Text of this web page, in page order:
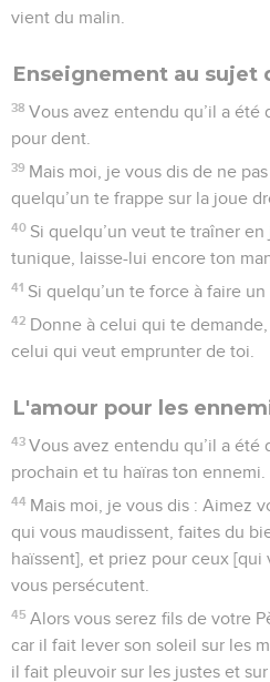
vient du malin.
Enseignement au sujet
38 Vous avez entendu qu’il a
pour dent.
39 Mais moi, je vous dis de ne
quelqu’un te frappe sur la joue
40 Si quelqu’un veut te traîner
tunique, laisse-lui encore ton
41 Si quelqu’un te force à faire
42 Donne à celui qui te
celui qui veut emprunter de toi.
L'amour pour les
43 Vous avez entendu qu’il a été
prochain et tu haïras ton ennemi.
44 Mais moi, je vous dis : Aimez
qui vous maudissent, faites du
haïssent], et priez pour ceux [qui
vous persécutent.
45 Alors vous serez fils de votre
car il fait lever son soleil sur les
il fait pleuvoir sur les justes et sur